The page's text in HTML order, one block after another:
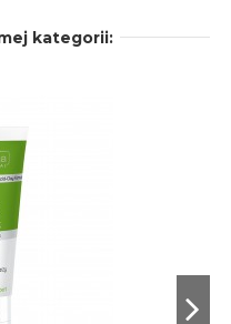
kategorii: